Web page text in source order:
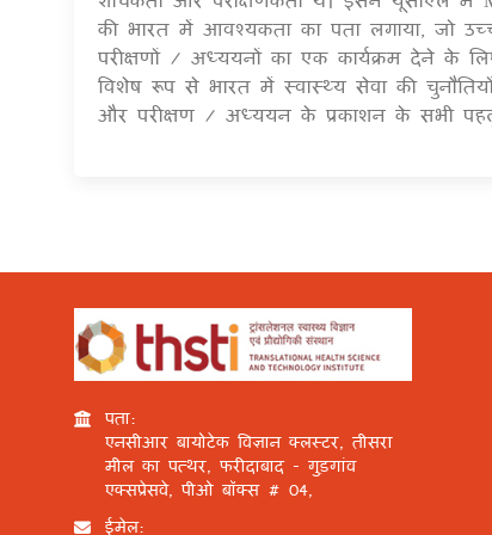
की भारत में आवश्यकता का पता लगाया, जो
परीक्षणों / अध्ययनों का एक कार्यक्रम देने के
विशेष रूप से भारत में स्वास्थ्य सेवा की
और परीक्षण / अध्ययन के प्रकाशन के सभी
पता:
एनसीआर बायोटेक विज्ञान क्लस्टर, तीसरा
मील का पत्थर, फरीदाबाद - गुड़गांव
एक्सप्रेसवे, पीओ बॉक्स # 04,
ईमेल: